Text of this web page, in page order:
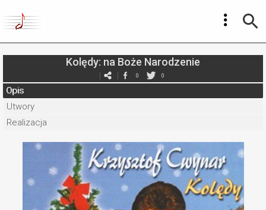
Kolędy: na Boże Narodzenie
0 0
Opis
Utwory
Realizacja